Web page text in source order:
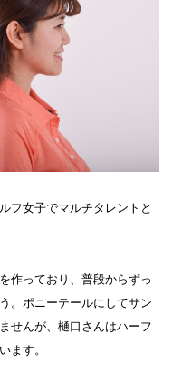
フ女子でマルチタレントと
作っており、普段からずっ
。ポニーテールにしてサン
せんが、樋口さんはハーフ
ます。